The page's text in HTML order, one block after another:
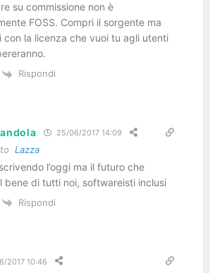
su commissione non è
FOSS. Compri il sorgente ma
con la licenza che vuoi tu agli utenti
Rispondi
25/06/2017 14:09
Lazza
l’oggi ma il futuro che
bene di tutti noi, softwareisti inclusi
Rispondi
2017 10:46